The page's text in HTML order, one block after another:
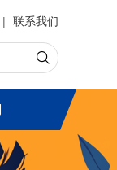
| 联系我们